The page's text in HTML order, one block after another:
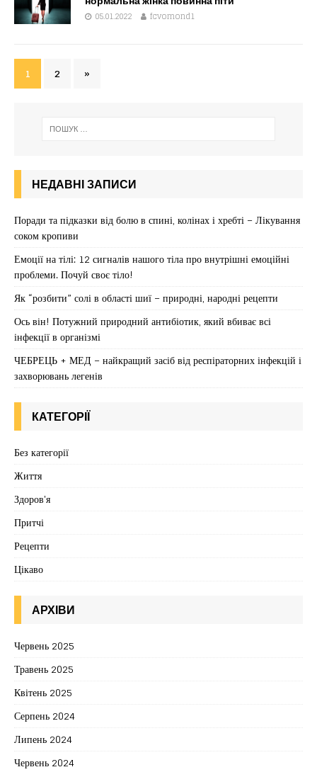
05.01.2022 fcvomond1
1 2 »
НЕДАВНІ ЗАПИСИ
Поради та підказки від болю в спині, колінах і хребті – Лікування
соком кропиви
Емоції на тілі: 12 сигналів нашого тіла про внутрішні емоційні
проблеми. Почуй своє тіло!
Як “розбити” солі в області шиї – природні, народні рецепти
Ось він! Потужний природний антибіотик, який вбиває всі
інфекції в організмі
ЧЕБРЕЦЬ + МЕД – найкращий засіб від респіраторних інфекцій і
захворювань легенів
КАТЕГОРІЇ
Без категорії
Життя
Здоров'я
Притчі
Рецепти
Цікаво
АРХІВИ
Червень 2025
Травень 2025
Квітень 2025
Серпень 2024
Липень 2024
Червень 2024